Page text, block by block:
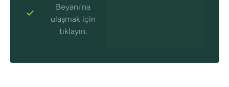
Beyanı’na
ulaşmak için
tıklayın.